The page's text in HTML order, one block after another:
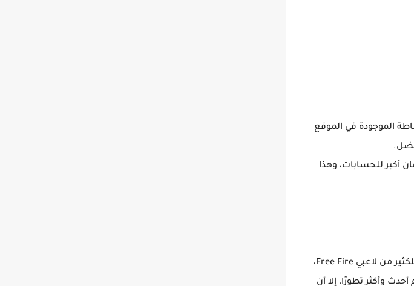
الموجودة في الموقع
أكبر للحسابات، وهذا
ما زال يحمل ذكريات جميلة للكثير من لاعبي Free Fire،
وأكثر تطورًا، إلا أن